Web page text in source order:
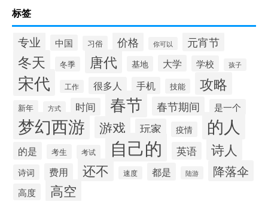
标签
专业 中国 习俗 价格 你可以 元宵节
冬天 冬季 唐代 基地 大学 学校 孩子
宋代 工作 很多人 手机 技能 攻略
新年 方式 时间 春节 春节期间 是一个
梦幻西游 游戏 玩家 疫情 的人
的是 考生 考试 自己的 英语 诗人
诗词 费用 还不 速度 都是 陆游 降落伞
高度 高空